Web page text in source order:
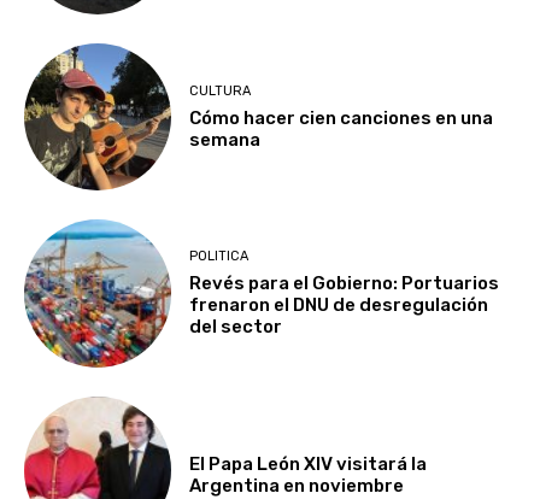
CULTURA
Cómo hacer cien canciones en una
semana
POLITICA
Revés para el Gobierno: Portuarios
frenaron el DNU de desregulación
del sector
El Papa León XIV visitará la
Argentina en noviembre